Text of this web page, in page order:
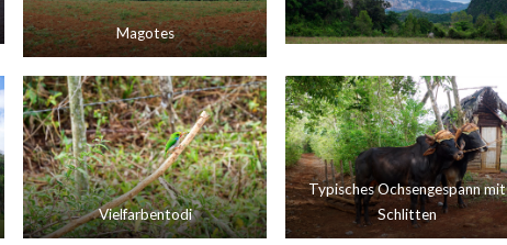
Magotes
Vielfarbentodi
Typisches Ochsengespann mit
Schlitten